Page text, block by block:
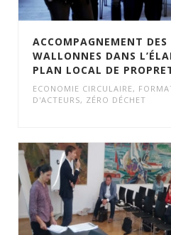
ACCOMPAGNEMENT DES
WALLONNES DANS
PLAN LOCAL DE
ECONOMIE CIRCULAIRE,
D'ACTEURS, ZÉRO DÉCHET